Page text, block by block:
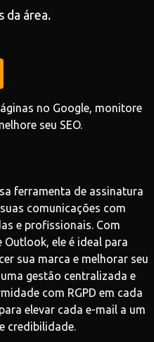
da área.
no Google, monitore
seu SEO.
ferramenta de assinatura
comunicações com
e profissionais. Com
ele é ideal para
sua marca e melhorar seu
gestão centralizada e
com RGPD em cada
elevar cada e-mail a um
credibilidade.